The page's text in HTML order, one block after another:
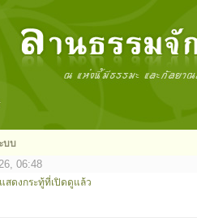
บบ
06:48
แสดงกระทู้ที่เปิดดูแล้ว